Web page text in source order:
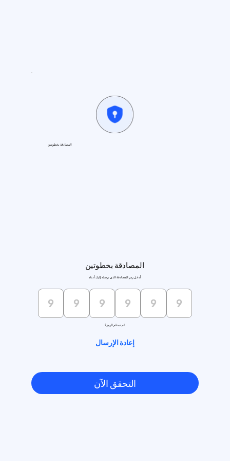
المصادقة بخطوتين
أدخل رمز المصادقة الذي نرسله إليك أدناه
لم تستلم الرمز؟
إعادة الإرسال
التحقق الآن
المصادقة بخطوتين